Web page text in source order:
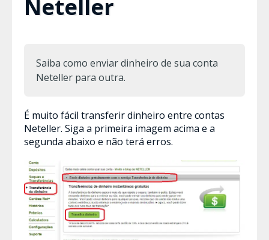
Neteller
Saiba como enviar dinheiro de sua conta
Neteller para outra.
É muito fácil transferir dinheiro entre contas
Neteller. Siga a primeira imagem acima e a
segunda abaixo e não terá erros.